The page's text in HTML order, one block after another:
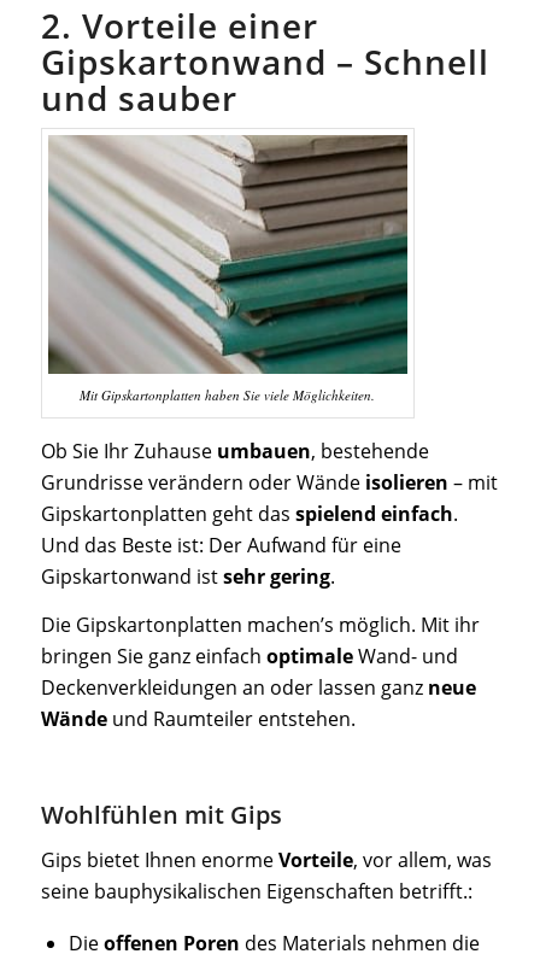
2. Vorteile einer
Gipskartonwand – Schnell
und sauber
Mit Gipskartonplatten haben Sie viele Möglichkeiten.
Ob Sie Ihr Zuhause umbauen, bestehende
Grundrisse verändern oder Wände isolieren – mit
Gipskartonplatten geht das spielend einfach.
Und das Beste ist: Der Aufwand für eine
Gipskartonwand istsehr gering.
Die Gipskartonplatten machen’s möglich. Mit ihr
bringen Sie ganz einfach optimaleWand- und
Deckenverkleidungen an oder lassen ganz neue
Wändeund Raumteiler entstehen.
Wohlfühlen mit Gips
Gips bietet Ihnen enormeVorteile, vor allem, was
seine bauphysikalischen Eigenschaften betrifft.:
Dieoffenen Poren des Materials nehmen die